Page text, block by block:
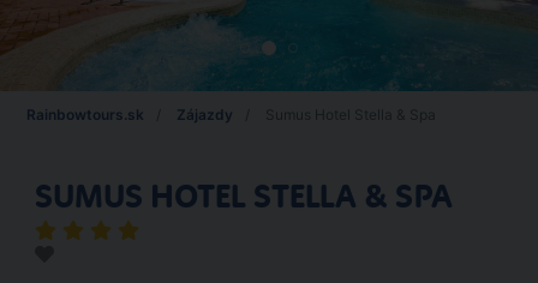
Rainbowtours.sk Zájazdy
SUMUS HOTEL STELLA & SPA